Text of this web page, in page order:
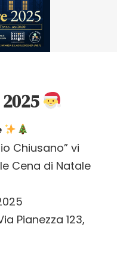
Chiusano” vi
Cena di Natale
Pianezza 123,